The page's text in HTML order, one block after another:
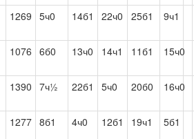
1269 5ч0 14б1 22ч0 25б1 9ч1
1076 6б0 13ч0 14ч1 11б1 15ч0
1390 7ч½ 22б1 5ч0 20б0 16ч0
1277 8б1 4ч0 12б1 19ч1 5б1